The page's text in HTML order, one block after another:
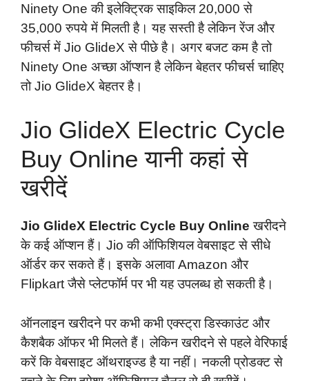
Ninety One की इलेक्ट्रिक साइकिल 20,000 से
35,000 रुपये में मिलती है। यह सस्ती है लेकिन रेंज और
फीचर्स में Jio GlideX से पीछे है। अगर बजट कम है तो
Ninety One अच्छा ऑप्शन है लेकिन बेहतर फीचर्स चाहिए
तो Jio GlideX बेहतर है।
Jio GlideX Electric Cycle
Buy Online यानी कहां से
खरीदें
Jio GlideX Electric Cycle Buy Online खरीदने
के कई ऑप्शन हैं। Jio की ऑफिशियल वेबसाइट से सीधे
ऑर्डर कर सकते हैं। इसके अलावा Amazon और
Flipkart जैसे प्लेटफॉर्म पर भी यह उपलब्ध हो सकती है।
ऑनलाइन खरीदने पर कभी कभी एक्स्ट्रा डिस्काउंट और
कैशबैक ऑफर भी मिलते हैं। लेकिन खरीदने से पहले वेरिफाई
करें कि वेबसाइट ऑथराइज्ड है या नहीं। नकली प्रोडक्ट से